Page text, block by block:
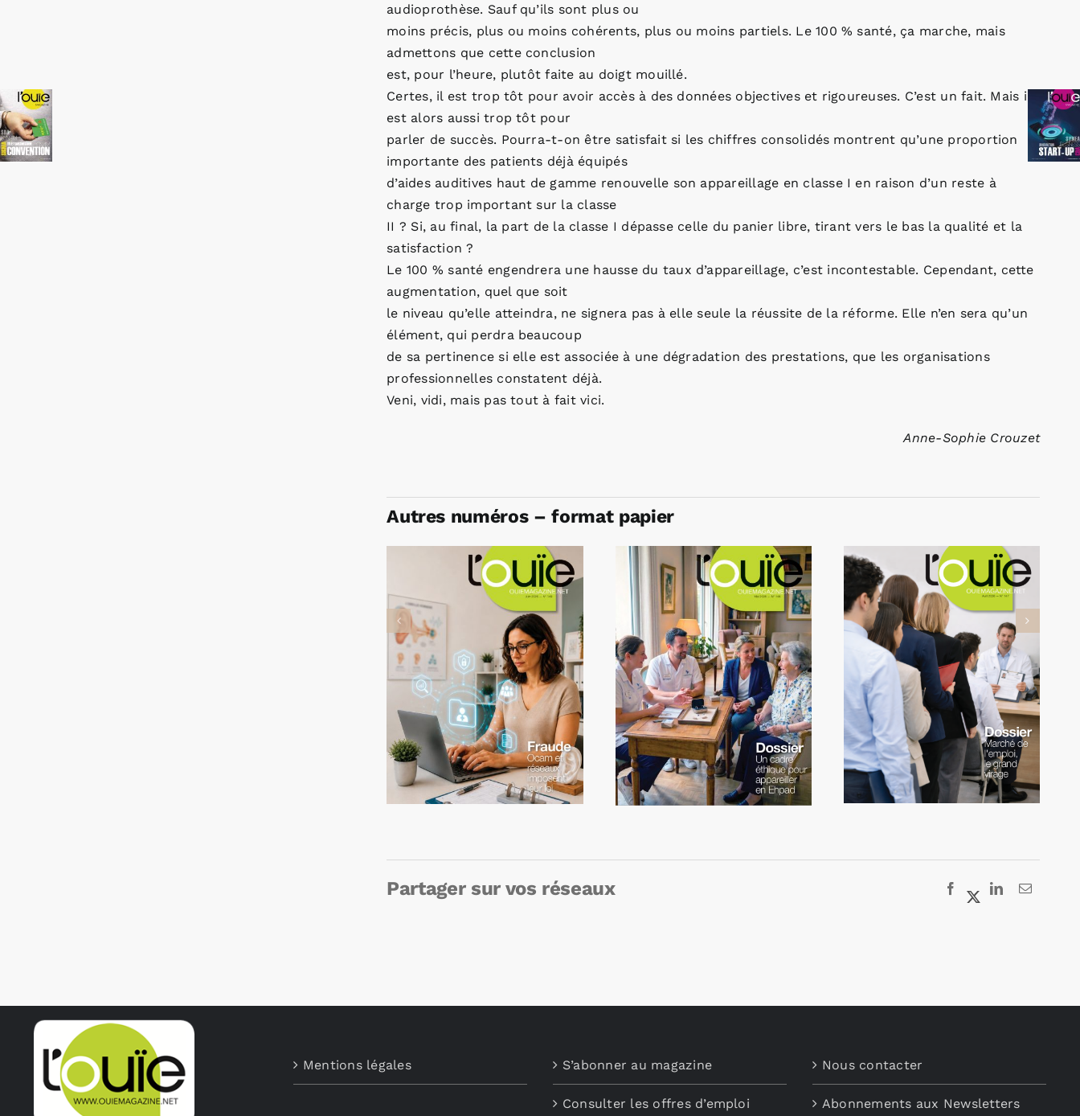
audioprothèse. Sauf qu’ils sont plus ou
moins précis, plus ou moins cohérents, plus ou moins partiels. Le 100 % santé, ça marche, mais
admettons que cette conclusion
est, pour l’heure, plutôt faite au doigt mouillé.
Certes, il est trop tôt pour avoir accès à des données objectives et rigoureuses. C’est un fait. Mais il
est alors aussi trop tôt pour
parler de succès. Pourra-t-on être satisfait si les chiffres consolidés montrent qu’une proportion
importante des patients déjà équipés
d’aides auditives haut de gamme renouvelle son appareillage en classe I en raison d’un reste à
charge trop important sur la classe
II ? Si, au final, la part de la classe I dépasse celle du panier libre, tirant vers le bas la qualité et la
satisfaction ?
Le 100 % santé engendrera une hausse du taux d’appareillage, c’est incontestable. Cependant, cette
augmentation, quel que soit
le niveau qu’elle atteindra, ne signera pas à elle seule la réussite de la réforme. Elle n’en sera qu’un
élément, qui perdra beaucoup
de sa pertinence si elle est associée à une dégradation des prestations, que les organisations
professionnelles constatent déjà.
Veni, vidi, mais pas tout à fait vici.
Anne-Sophie Crouzet
Autres numéros – format papier
Partager sur vos réseaux
Mentions légales S’abonner au magazine
Consulter les offres d’emploi
Nous contacter
Abonnements aux Newsletters